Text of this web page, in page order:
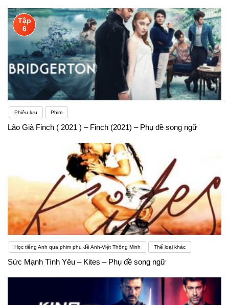
Tập
6
Phiêu lưu Phim
Lão Già Finch ( 2021 ) – Finch (2021) – Phụ đề song ngữ
Học tiếng Anh qua phim phụ đề Anh-Việt Thông Minh Thể loại khác
Sức Mạnh Tình Yêu – Kites – Phụ đề song ngữ